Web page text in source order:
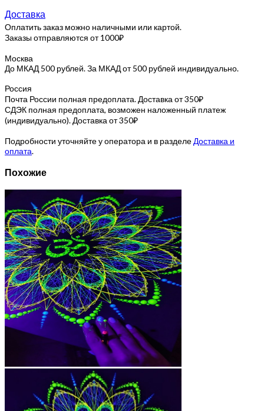
Доставка
Оплатить заказ можно наличными или картой.
Заказы отправляются от 1000₽
Москва
До МКАД 500 рублей. За МКАД от 500 рублей индивидуально.
Россия
Почта России полная предоплата. Доставка от 350₽
СДЭК полная предоплата, возможен наложенный платеж
(индивидуально). Доставка от 350₽
Подробности уточняйте у оператора и в разделе Доставка и
оплата.
Похожие